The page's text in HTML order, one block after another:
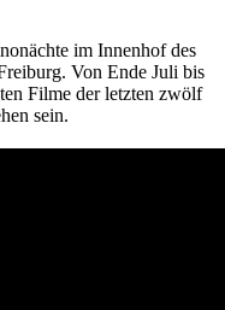
im Innenhof des
Von Ende Juli bis
Filme der letzten zwölf
sein.